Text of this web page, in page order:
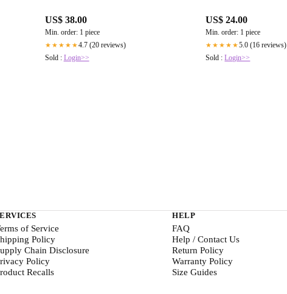
US$ 38.00
Min. order: 1 piece
★★★★★4.7 (20 reviews)
Sold : Login>>
US$ 24.00
Min. order: 1 piece
★★★★★5.0 (16 reviews)
Sold :Login>>
of Service
Policy
Chain Disclosure
Policy
Recalls
HELP
FAQ
Help / Contact Us
Return Policy
Warranty Policy
Size Guides